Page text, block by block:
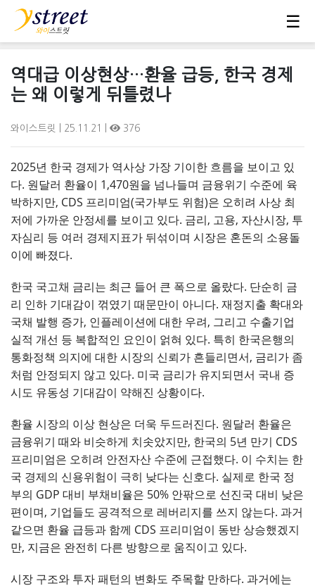
☰
역대급 이상현상…환율 급등, 한국 경제
는 왜 이렇게 뒤틀렸나
와이스트릿 | 25.11.21 | 376
2025년 한국 경제가 역사상 가장 기이한 흐름을 보이고 있
다. 원달러 환율이 1,470원을 넘나들며 금융위기 수준에 육
박하지만, CDS 프리미엄(국가부도 위험)은 오히려 사상 최
저에 가까운 안정세를 보이고 있다. 금리, 고용, 자산시장, 투
자심리 등 여러 경제지표가 뒤섞이며 시장은 혼돈의 소용돌
이에 빠졌다.
한국 국고채 금리는 최근 들어 큰 폭으로 올랐다. 단순히 금
리 인하 기대감이 꺾였기 때문만이 아니다. 재정지출 확대와
국채 발행 증가, 인플레이션에 대한 우려, 그리고 수출기업
실적 개선 등 복합적인 요인이 얽혀 있다. 특히 한국은행의
통화정책 의지에 대한 시장의 신뢰가 흔들리면서, 금리가 좀
처럼 안정되지 않고 있다. 미국 금리가 유지되면서 국내 증
시도 유동성 기대감이 약해진 상황이다.
환율 시장의 이상 현상은 더욱 두드러진다. 원달러 환율은
금융위기 때와 비슷하게 치솟았지만, 한국의 5년 만기 CDS
프리미엄은 오히려 안전자산 수준에 근접했다. 이 수치는 한
국 경제의 신용위험이 극히 낮다는 신호다. 실제로 한국 정
부의 GDP 대비 부채비율은 50% 안팎으로 선진국 대비 낮은
편이며, 기업들도 공격적으로 레버리지를 쓰지 않는다. 과거
같으면 환율 급등과 함께 CDS 프리미엄이 동반 상승했겠지
만, 지금은 완전히 다른 방향으로 움직이고 있다.
시장 구조와 투자 패턴의 변화도 주목할 만하다. 과거에는